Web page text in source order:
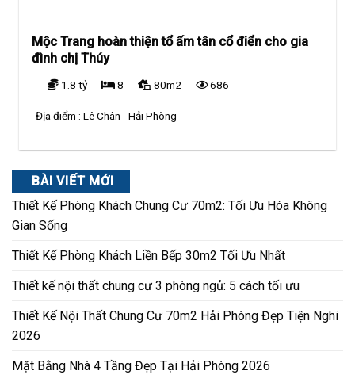
Mộc Trang hoàn thiện tổ ấm tân cổ điển cho gia
đình chị Thúy
1.8 tỷ 8 80m2 686
Địa điểm :Lê Chân - Hải Phòng
BÀI VIẾT MỚI
Thiết Kế Phòng Khách Chung Cư 70m2: Tối Ưu Hóa Không
Gian Sống
Thiết Kế Phòng Khách Liền Bếp 30m2 Tối Ưu Nhất
Thiết kế nội thất chung cư 3 phòng ngủ: 5 cách tối ưu
Thiết Kế Nội Thất Chung Cư 70m2 Hải Phòng Đẹp Tiện Nghi
2026
Mặt Bằng Nhà 4 Tầng Đẹp Tại Hải Phòng 2026